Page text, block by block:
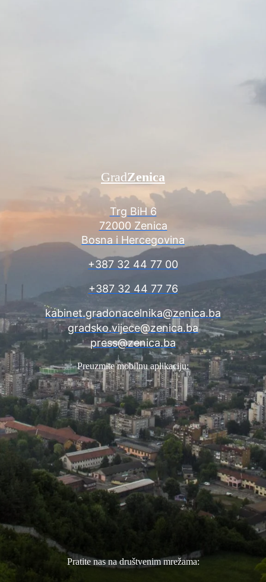
Trg BiH 6
72000 Zenica
Bosna i Hercegovina
+387 32 44 77 00
+387 32 44 77 76
kabinet.gradonacelnika@zenica.ba
gradsko.vijece@zenica.ba
press@zenica.ba
GradZenica
Preuzmite mobilnu aplikaciju:
Pratite nas na društvenim mrežama: